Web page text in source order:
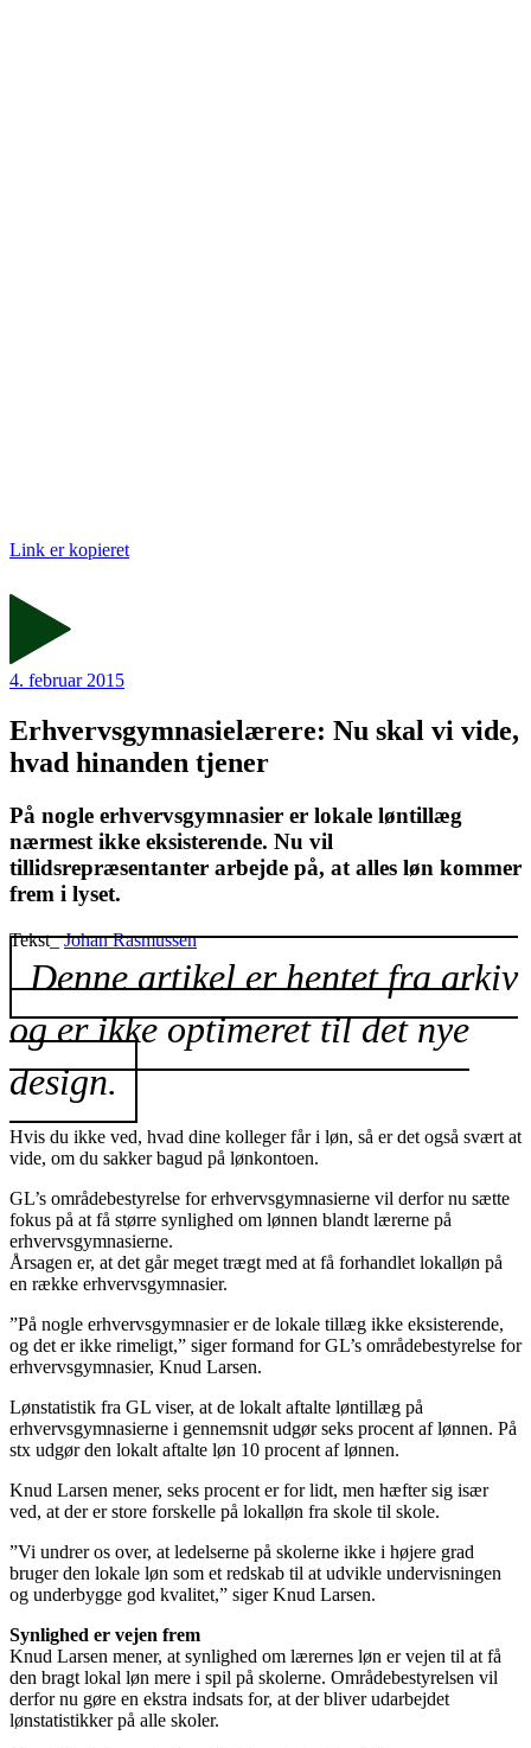
Link er kopieret
4. februar 2015
Erhvervsgymnasielærere: Nu skal vi vide,
hvad hinanden tjener
På nogle erhvervsgymnasier er lokale løntillæg
nærmest ikke eksisterende. Nu vil
tillidsrepræsentanter arbejde på, at alles løn kommer
frem i lyset.
Tekst_Johan Rasmussen
Denne artikel er hentet fra arkiv
og er ikke optimeret til det nye
design.
Hvis du ikke ved, hvad dine kolleger får i løn, så er det også svært at
vide, om du sakker bagud på lønkontoen.
GL’s områdebestyrelse for erhvervsgymnasierne vil derfor nu sætte
fokus på at få større synlighed om lønnen blandt lærerne på
erhvervsgymnasierne.
Årsagen er, at det går meget trægt med at få forhandlet lokalløn på
en række erhvervsgymnasier.
”På nogle erhvervsgymnasier er de lokale tillæg ikke eksisterende,
og det er ikke rimeligt,” siger formand for GL’s områdebestyrelse for
erhvervsgymnasier, Knud Larsen.
Lønstatistik fra GL viser, at de lokalt aftalte løntillæg på
erhvervsgymnasierne i gennemsnit udgør seks procent af lønnen. På
stx udgør den lokalt aftalte løn 10 procent af lønnen.
Knud Larsen mener, seks procent er for lidt, men hæfter sig især
ved, at der er store forskelle på lokalløn fra skole til skole.
”Vi undrer os over, at ledelserne på skolerne ikke i højere grad
bruger den lokale løn som et redskab til at udvikle undervisningen
og underbygge god kvalitet,” siger Knud Larsen.
Synlighed er vejen frem
Knud Larsen mener, at synlighed om lærernes løn er vejen til at få
den bragt lokal løn mere i spil på skolerne. Områdebestyrelsen vil
derfor nu gøre en ekstra indsats for, at der bliver udarbejdet
lønstatistikker på alle skoler.